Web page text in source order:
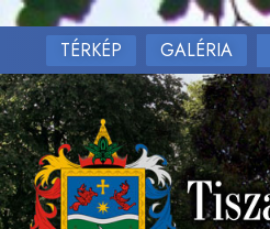
TÉRKÉP GALÉRIA